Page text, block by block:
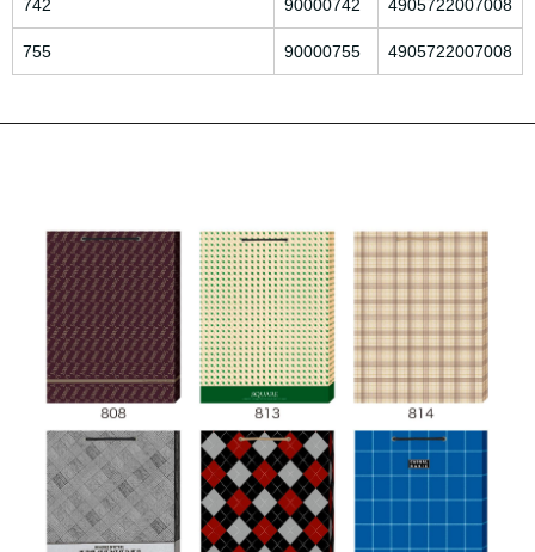
742 90000742 4905722007008
755 90000755 4905722007008